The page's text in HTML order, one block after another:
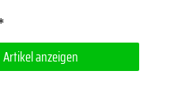
Artikel anzeigen